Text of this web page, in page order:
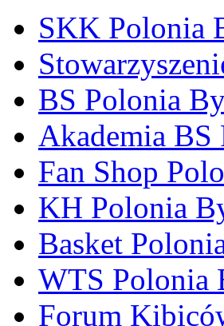
SKK Polonia
BS Polonia
Akademia
Fan Shop
KH Polonia
Basket
WTS Polonia
Forum